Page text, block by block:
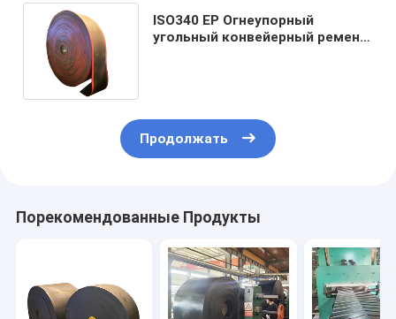
ISO340 EP Огнеупорный
угольный конвейерный ремень
Продолжать
Порекомендованные Продукты